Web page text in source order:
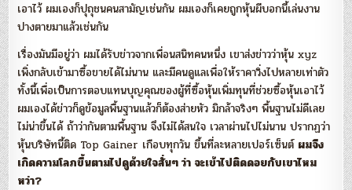
เอาไว้ ผมเองก็ปุถุชนคนสามัญเช่นกัน ผมเองก็เคยถูกหุ้นผีบอกนี้เล่นงาน
ปางตายมาแล้วเช่นกัน
เรื่องมันมีอยู่ว่า ผมได้รับข่าวจากเพื่อนสนิทคนหนึ่ง เขาส่งข่าวว่าหุ้น xyz
เพิ่งกลับเข้ามาซื้อขายได้ไม่นาน และมีคนดูแลเพื่อให้ราคาวิ่งไปหลายเท่าตัว
ทั้งนี้เพื่อเป็นการตอบแทนบุญคุณของผู้ที่ซื้อหุ้นเพิ่มทุนที่ช่วยซื้อหุ้นเอาไว้
ผมเองได้ข่าวก็ดูข้อมูลพื้นฐานแล้วก็ต้องส่ายหัว มิกล้าจริงๆ พื้นฐานไม่ดีเลย
ไม่น่าขึ้นได้ ถ้าว่ากันตามพื้นฐาน จึงไม่ได้สนใจ เวลาผ่านไปไม่นาน ปรากฏว่า
หุ้นบริษัทนี้ติด Top Gainer เกือบทุกวัน ขึ้นที่ละหลายเปอร์เซ็นต์ ผมจึง
เกิดความโลภขึ้นตามไปดูด้วยใจสั่นๆ ว่า จะเข้าไปติดดอยกับเขาไหม
หว่า?